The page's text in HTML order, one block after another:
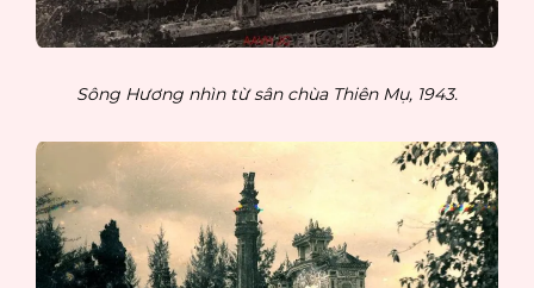
Sông Hương nhìn từ sân chùa Thiên Mụ, 1943.